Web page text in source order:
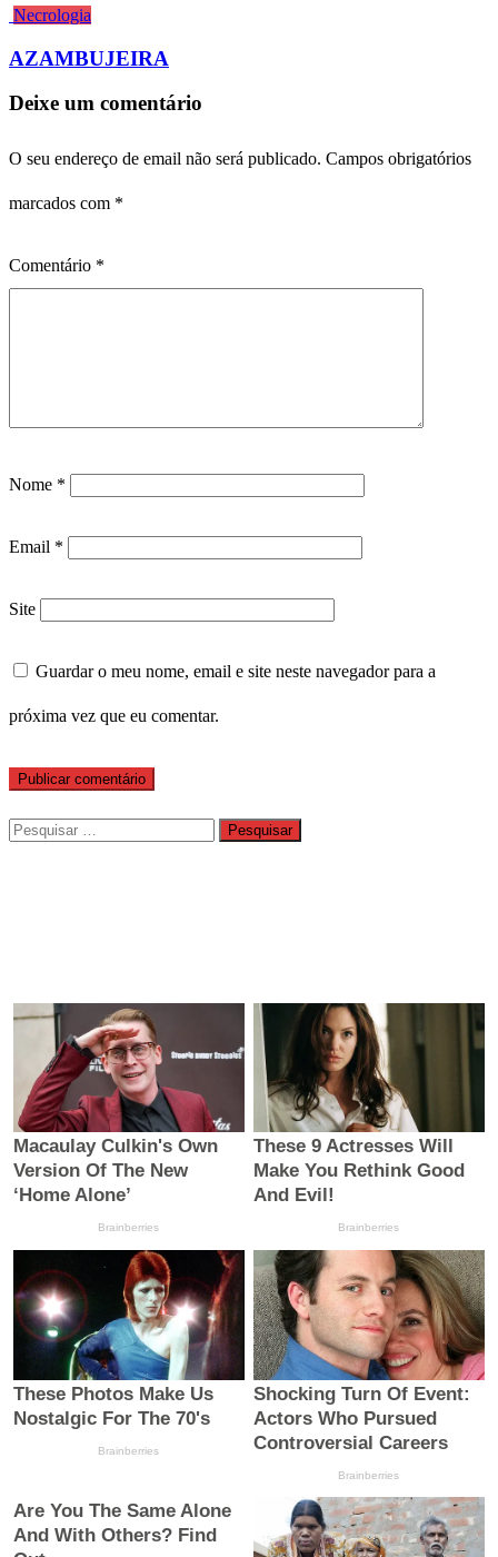
Necrologia
AZAMBUJEIRA
Deixe um comentário
O seu endereço de email não será publicado. Campos obrigatórios
marcados com *
Comentário *
Nome *
Email *
Site
Guardar o meu nome, email e site neste navegador para a
próxima vez que eu comentar.
Pesquisar
por: